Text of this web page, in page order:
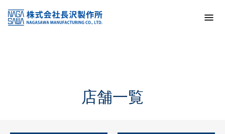
KSS加盟店・取扱店情報
店舗一覧
店舗一覧